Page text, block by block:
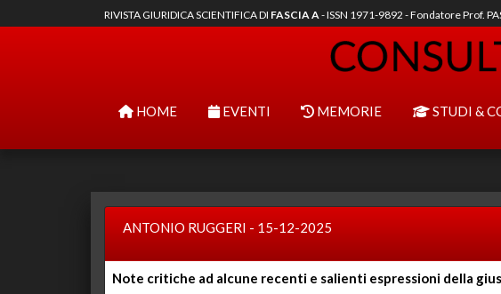
RIVISTA GIURIDICA SCIENTIFICA DI FASCIA A- ISSN 1971-9892 - Fondatore Prof.
HOME EVENTI MEMORIE STUDI &
ANTONIO RUGGERI - 15-12-2025
Note critiche ad alcune recenti e salienti espressioni della